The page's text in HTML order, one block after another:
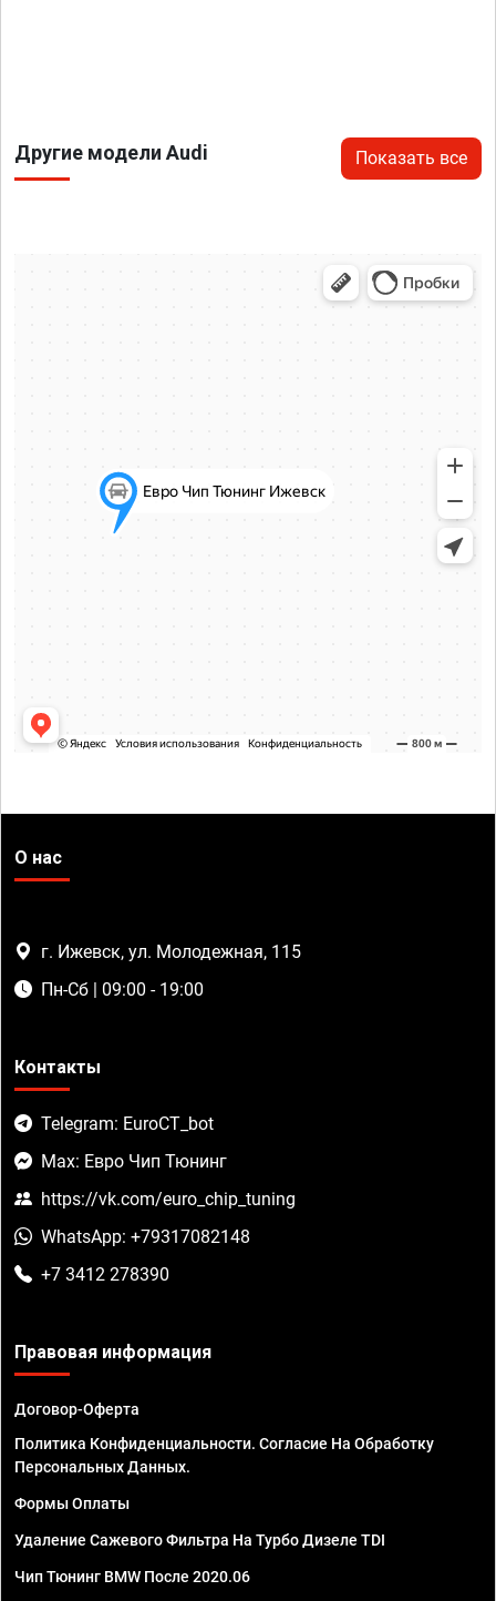
Другие модели Audi Показать все
О нас
г. Ижевск, ул. Молодежная, 115
Пн-Сб | 09:00 - 19:00
Контакты
Telegram: EuroCT_bot
Max: Евро Чип Тюнинг
https://vk.com/euro_chip_tuning
WhatsApp: +79317082148
+7 3412 278390
Правовая информация
Договор-Оферта
Политика Конфиденциальности. Согласие На Обработку
Персональных Данных.
Формы Оплаты
Удаление Сажевого Фильтра На Турбо Дизеле TDI
Чип Тюнинг BMW После 2020.06